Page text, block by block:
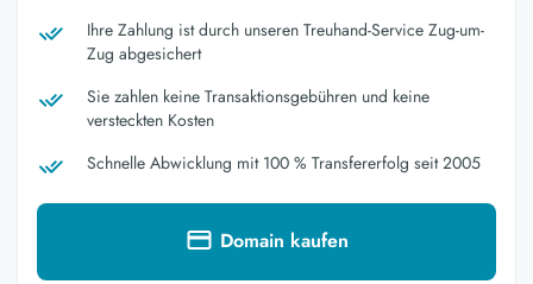
Ihre Zahlung ist durch unseren Treuhand-Service Zug-um-
Zug abgesichert
Sie zahlen keine Transaktionsgebühren und keine
versteckten Kosten
Schnelle Abwicklung mit 100 % Transfererfolg seit 2005
Domain kaufen